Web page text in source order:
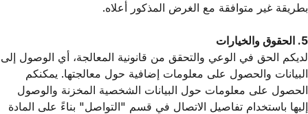
بطريقة غير متوافقة مع الغرض المذكور أعلاه.
5. الحقوق والخيارات
لديكم الحق في الوعي والتحقق من قانونية المعالجة، أي الوصول إلى
البيانات والحصول على معلومات إضافية حول معالجتها. يمكنكم
الحصول على معلومات حول البيانات الشخصية المخزنة والوصول
إليها باستخدام تفاصيل الاتصال في قسم "التواصل" بناءً على المادة